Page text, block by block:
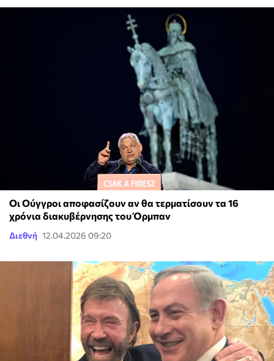
Οι Ούγγροι αποφασίζουν αν θα τερματίσουν τα 16
χρόνια διακυβέρνησης του Όρμπαν
Διεθνή 12.04.2026 09:20